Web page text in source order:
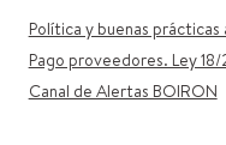
Política y buenas
Pago proveedores. Ley
Canal de Alertas BOIRON